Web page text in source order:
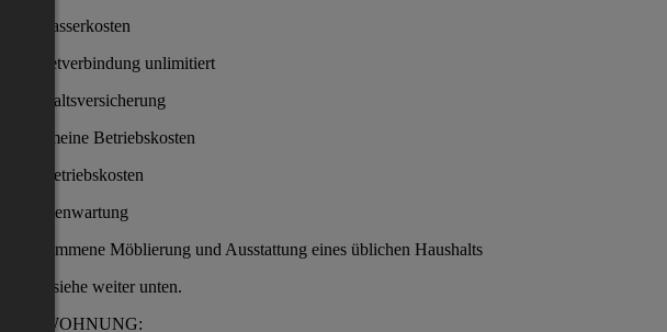
Kaltwasserkosten
Internetverbindung unlimitiert
Haushaltsversicherung
Allgemeine Betriebskosten
Hausbetriebskosten
Thermenwartung
Vollkommene Möblierung und Ausstattung eines üblichen Haushalts
siehe weiter unten.
DIE WOHNUNG: